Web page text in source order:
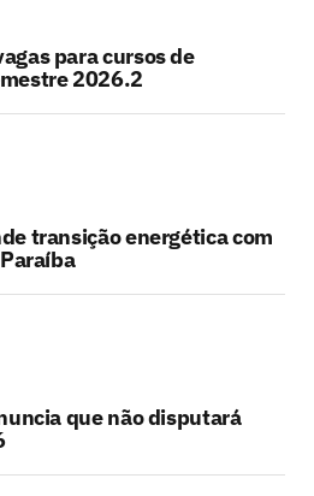
para cursos de
2026.2
transição energética com
que não disputará